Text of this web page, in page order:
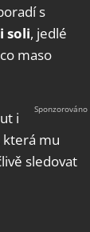
s
soli, jedlé
maso
i
která mu
sledovat